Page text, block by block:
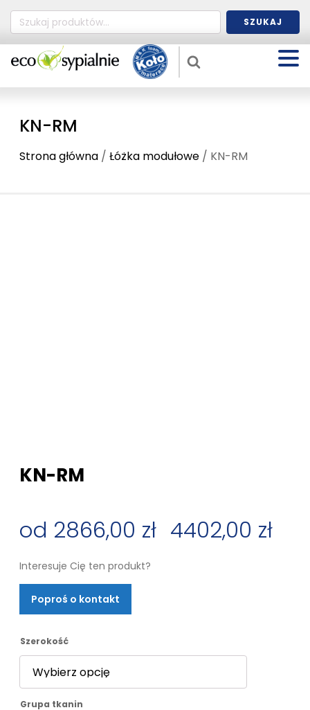
Szukaj: SZUKAJ
KN-RM
Strona główna / Łóżka modułowe / KN-RM
KN-RM
2866,00 zł 4402,00 zł
Zakres
cen:
od
2866,00 zł
do
Interesuje Cię ten produkt?
Poproś o kontakt
Szerokość
Grupa tkanin